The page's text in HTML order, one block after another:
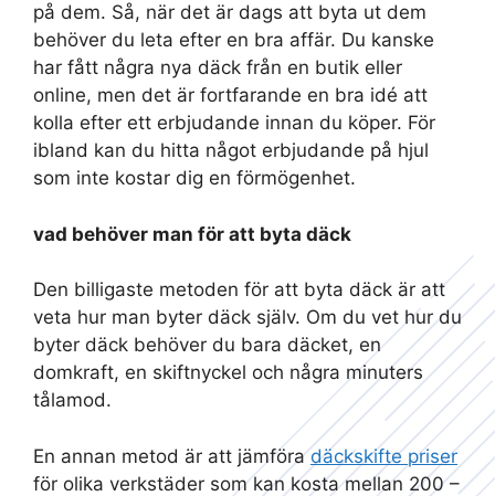
på dem. Så, när det är dags att byta ut dem
behöver du leta efter en bra affär. Du kanske
har fått några nya däck från en butik eller
online, men det är fortfarande en bra idé att
kolla efter ett erbjudande innan du köper. För
ibland kan du hitta något erbjudande på hjul
som inte kostar dig en förmögenhet.
vad behöver man för att byta däck
Den billigaste metoden för att byta däck är att
veta hur man byter däck själv. Om du vet hur du
byter däck behöver du bara däcket, en
domkraft, en skiftnyckel och några minuters
tålamod.
En annan metod är att jämföradäckskifte priser
för olika verkstäder som kan kosta mellan 200 –